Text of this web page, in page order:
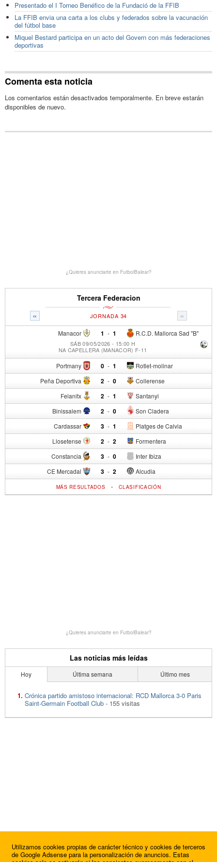
Presentado el I Torneo Benéfico de la Fundació de la FFIB
La FFIB envia una carta a los clubs y federados sobre la vacunación
del fútbol base
Miquel Bestard participa en un acto del Govern con más federaciones
deportivas
Comenta esta noticia
Los comentarios están desactivados temporalmente. En breve estarán
disponibles de nuevo.
¿Quieres anunciarte en FutbolBalear?
Tercera Federacion
« »
JORNADA 34
Manacor 1 - R.C.D. Mallorca Sad "B"
1
SÁB 09/05/2026 - 15:00 H
NA CAPELLERA (MANACOR) F-11
Portmany 0 - Rotlet-molinar
1
Peña Deportiva 2 - Collerense
0
Felanitx 2 - Santanyi
1
Binissalem 2 - Son Cladera
0
Cardassar 3 - Platges de Calvia
1
Llosetense 2 - Formentera
2
Constancia 3 - Inter Ibiza
0
CE Mercadal 3 - Alcudia
2
MÁS RESULTADOS -CLASIFICACIÓN
¿Quieres anunciarte en FutbolBalear?
Las noticias más leídas
Hoy Última semana Último mes
Crónica partido amistoso internacional: RCD Mallorca 3-0 Paris
Saint-Germain Football Club - 155 visitas
Utilizamos cookies propias de carácter técnico y cookies de terceros
de Google Adsense para la personalización de anuncios. Estas